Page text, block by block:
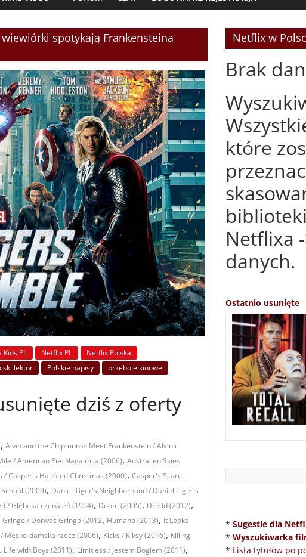
spotykają Frankensteina
Kids PL Netflix PL
Netflix Polska
lektor Polskie napisy
przeboje kinowe
dziś z oferty
, Alvin and the Chipmunks Meet Frankenstein / Alvin i
/ American Pie: Naga mila (2006), Australien Skies
/ Casper's Haunted Christmas (2000), Casper's Scare
(2009), Daniel Tiger's Neighborhood / Daniel Tiger's
/ Głęboka czerwień (1994), Doom (2005), Dredd (2012),
Gringo / Dorwać Gringo (2012, Humano (2013), It Looks
Męsko-damska rzecz (2006), Kicks / Kiksy (2016), Killing
, Life with Boys (2011), Limitless / Jestem Bogiem (2011),
Netflix w
Brak
które
Netflixa
danych.
Ostatnio usunięte
* Sugestie dla
* Wyszukiwarka
* Lista tytułów po